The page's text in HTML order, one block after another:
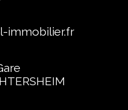
immobilier.fr